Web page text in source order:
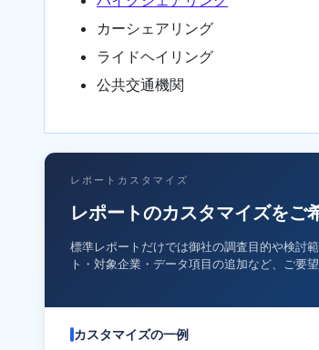
カーシェアリング
ライドヘイリング
公共交通機関
レポートカスタマイズ
レポートのカスタマイズをご
標準レポートだけでは御社の調査目的や検討
ト・対象企業・データ項目の追加など、ご要
カスタマイズの一例